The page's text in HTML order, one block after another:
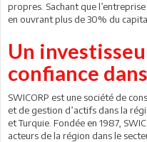
propres. Sachant que
en ouvrant plus de 30% du
Un
confiance
SWICORP est une société de
et de gestion d’actifs dans la
et Turquie. Fondée en 1987,
acteurs de la région dans le